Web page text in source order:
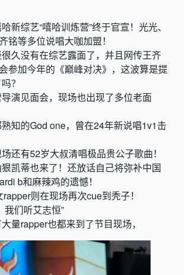
新综艺“嘻哈训炼营”终于官宣！光光、
铭等多位说唱大咖加盟！
久没有在综艺露面了，并且网传王齐
参加今年的《巅峰对决》，这波算是提
？
演见面会，现场也出现了多位老面
知的God one，曾在24年新说唱1v1击
还有52岁大叔清唱极品贵公子歌曲！
凯蒂也来了！还放话自己将弥补中国
b和麻辣鸡的遗憾！
则在现场再次cue到秃子！
我们听艾志恒”
量rapper也都来到了节目现场，